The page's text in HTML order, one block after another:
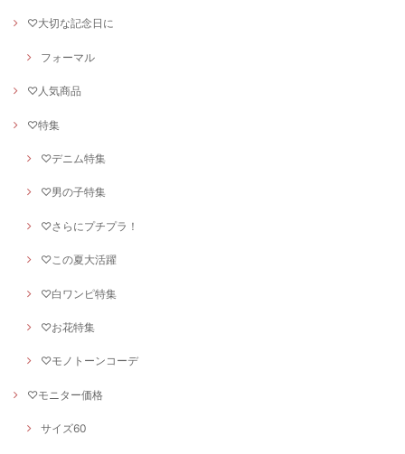
♡大切な記念日に
フォーマル
♡人気商品
♡特集
♡デニム特集
♡男の子特集
♡さらにプチプラ！
♡この夏大活躍
♡白ワンピ特集
♡お花特集
♡モノトーンコーデ
♡モニター価格
サイズ60